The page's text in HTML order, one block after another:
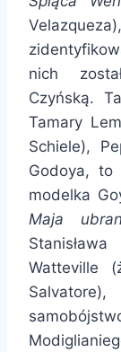
nich
Czyńską.
Tamary
Schiele),
Godoya, to
modelka
Maja
Watteville